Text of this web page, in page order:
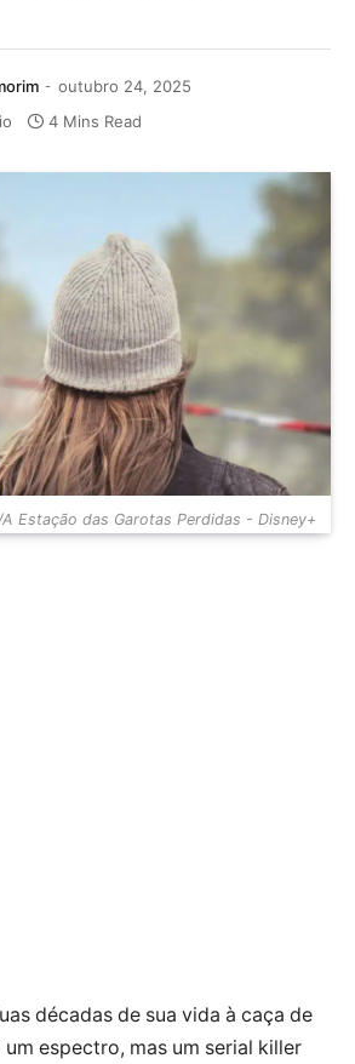
outubro 24, 2025
4 Mins Read
Estação das Garotas Perdidas - Disney+
décadas de sua vida à caça de
espectro, mas um serial killer